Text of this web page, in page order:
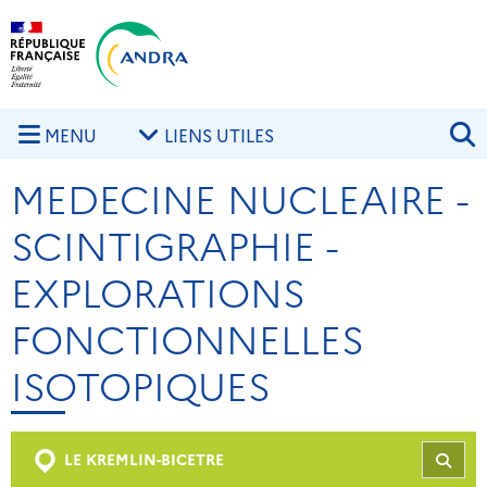
Aller au contenu principal
MENU LIENS UTILES
MEDECINE NUCLEAIRE -
SCINTIGRAPHIE -
EXPLORATIONS
FONCTIONNELLES
ISOTOPIQUES
LE KREMLIN-BICETRE